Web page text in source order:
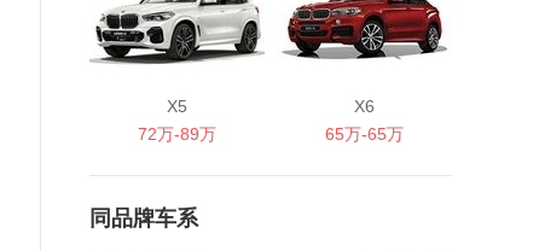
X5
72万-89万
X6
65万-65万
同品牌车系